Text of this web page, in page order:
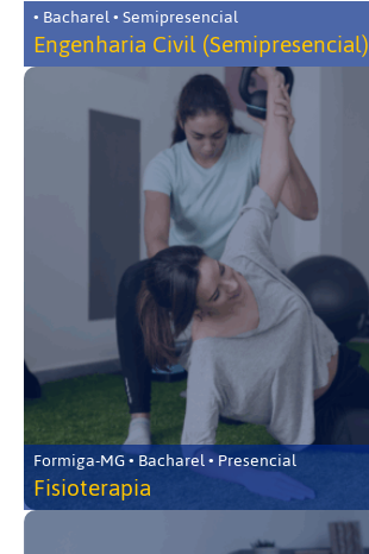
• Bacharel • Semipresencial
Engenharia Civil (Semipresencial)
Formiga-MG • Bacharel • Presencial
Fisioterapia